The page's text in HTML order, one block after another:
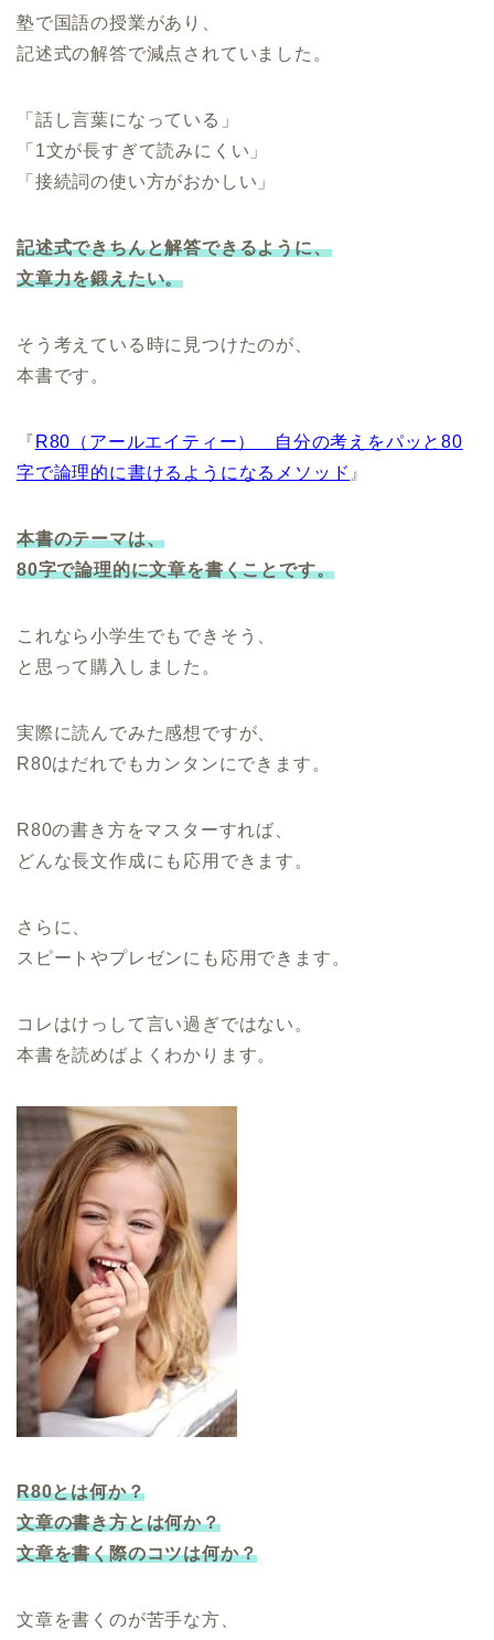
塾で国語の授業があり、
記述式の解答で減点されていました。
「話し言葉になっている」
「1文が長すぎて読みにくい」
「接続詞の使い方がおかしい」
記述式できちんと解答できるように、
文章力を鍛えたい。
そう考えている時に見つけたのが、
本書です。
『 R80（アールエイティー） 自分の考えをパッと80
字で論理的に書けるようになるメソッド 』
本書のテーマは、
80字で論理的に文章を書くことです。
これなら小学生でもできそう、
と思って購入しました。
実際に読んでみた感想ですが、
R80はだれでもカンタンにできます。
R80の書き方をマスターすれば、
どんな長文作成にも応用できます。
さらに、
スピートやプレゼンにも応用できます。
コレはけっして言い過ぎではない。
本書を読めばよくわかります。
R80とは何か？
文章の書き方とは何か？
文章を書く際のコツは何か？
文章を書くのが苦手な方、